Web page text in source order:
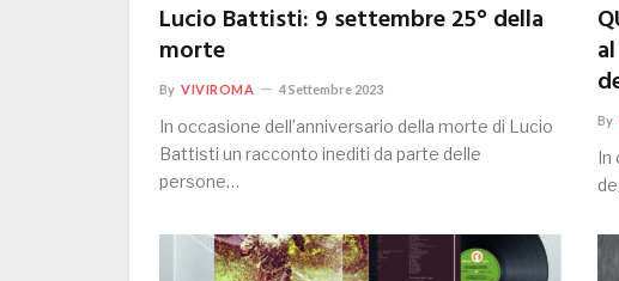
Lucio Battisti: 9 settembre 25° della
morte
By VIVIROMA 4 Settembre 2023
In occasione dell’anniversario della morte di Lucio
Battisti un racconto inediti da parte delle
persone…
By
In